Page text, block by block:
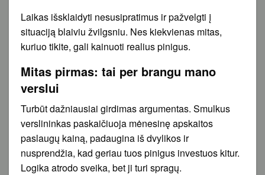
Laikas išsklaidyti nesusipratimus ir pažvelgti į
situaciją blaiviu žvilgsniu. Nes kiekvienas mitas,
kuriuo tikite, gali kainuoti realius pinigus.
Mitas pirmas: tai per brangu mano
verslui
Turbūt dažniausiai girdimas argumentas. Smulkus
verslininkas paskaičiuoja mėnesinę apskaitos
paslaugų kainą, padaugina iš dvylikos ir
nusprendžia, kad geriau tuos pinigus investuos kitur.
Logika atrodo sveika, bet ji turi spragų.